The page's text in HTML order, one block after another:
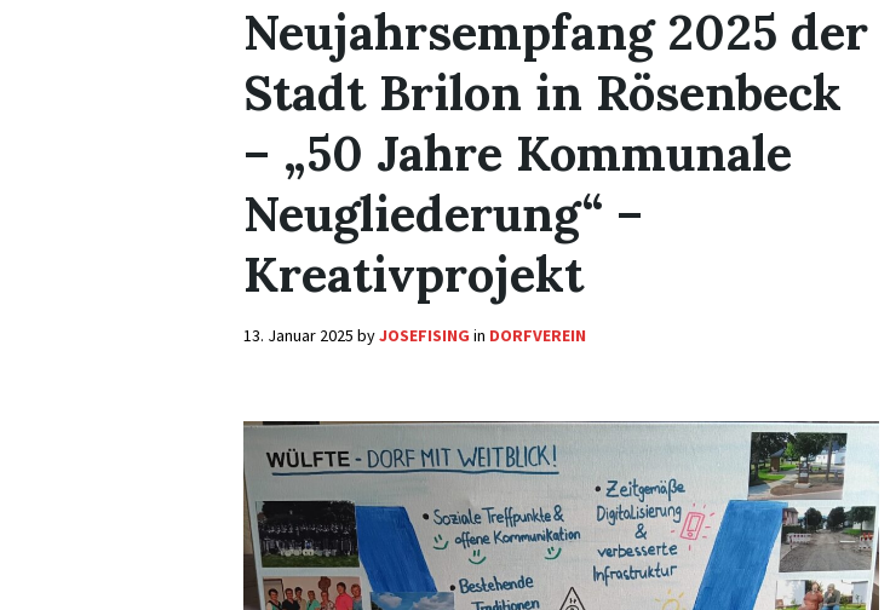
Neujahrsempfang 2025 der
Stadt Brilon in Rösenbeck
– „50 Jahre Kommunale
Neugliederung“ –
Kreativprojekt
13. Januar 2025 byJOSEFISING in DORFVEREIN